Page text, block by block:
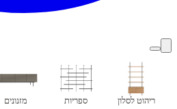
ריהוט לסלון ספריות מזנונים